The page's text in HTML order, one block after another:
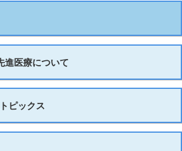
進医療について
ピックス